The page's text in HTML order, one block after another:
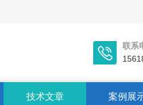
联系
技术文章 案例展